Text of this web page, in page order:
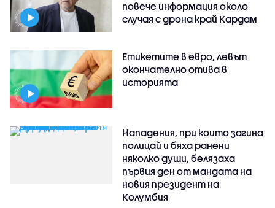
повече информация около
случая с дрона край Кардам
Етикетите в евро, левът
окончателно отива в
историята
Нападения, при които загина
полицай и бяха ранени
няколко души, белязаха
първия ден от мандата на
новия президент на
Колумбия